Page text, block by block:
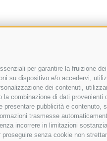
per garantire la fruizione
su dispositivo e/o accedervi,
dei contenuti,
combinazione di dati
pubblicità e
trasmesse
incorrere in limitazioni
senza cookie non